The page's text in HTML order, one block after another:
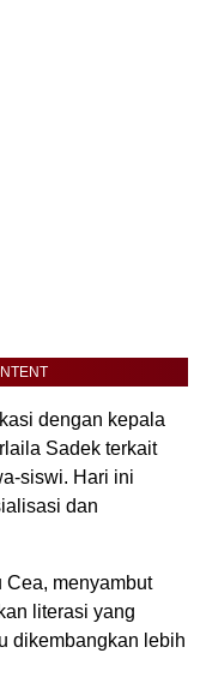
dengan kepala
Sadek terkait
siswi. Hari ini
dan
menyambut
literasi yang
dikembangkan lebih